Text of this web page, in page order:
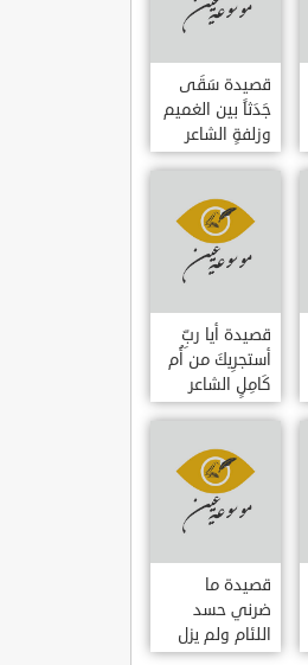
قصيدة سَقَى
جَدَثاً بين الغميم
وزلفةٍ الشاعر
العوام بن عقبة
قصيدة أيا ربِّ
أستجرِيكَ من أُم
كَامِلٍ الشاعر
العوام بن عقبة
قصيدة ما
ضرني حسد
اللئام ولم يزل
الشاعر عمارة بن